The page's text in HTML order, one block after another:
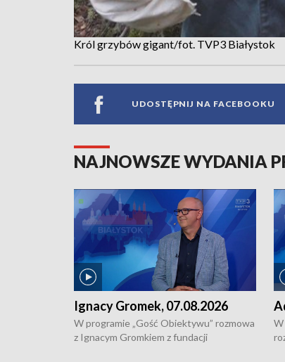
Król grzybów gigant/fot. TVP3 Białystok
UDOSTĘPNIJ NA FACEBOOKU
NAJNOWSZE WYDANIA
Ignacy Gromek, 07.08.2026
W programie „Gość Obiektywu” rozmowa
z Ignacym Gromkiem z fundacji